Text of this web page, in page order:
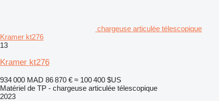
chargeuse articulée télescopique
Kramer kt276
13
Kramer kt276
934 000 MAD 86 870 € ≈ 100 400 $US
Matériel de TP - chargeuse articulée télescopique
2023